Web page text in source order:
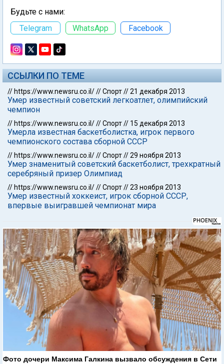
Будьте с нами:
Telegram
WhatsApp Facebook
ССЫЛКИ ПО ТЕМЕ
// https://www.newsru.co.il///Спорт//21 декабря 2013
Умер известный советский легкоатлет, олимпийский
чемпион
// https://www.newsru.co.il///Спорт// 15 декабря 2013
Умерла известная баскетболистка, игрок первого
чемпионского состава сборной СССР
// https://www.newsru.co.il///Спорт//29 ноября 2013
Умер знаменитый советский баскетболист, трехкратный
серебряный призер Олимпиад
// https://www.newsru.co.il///Спорт//23 ноября 2013
Умер известный хоккеист, игрок сборной СССР,
впервые выигравшей чемпионат мира
Фото дочери Максима Галкина вызвало обсуждения в Сети